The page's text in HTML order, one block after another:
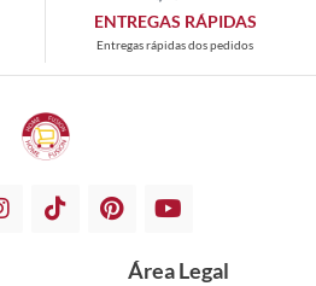
ENTREGAS RÁPIDAS
Entregas rápidas dos pedidos
Área Legal